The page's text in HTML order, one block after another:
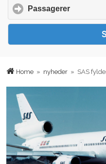
Home » nyheder » SAS